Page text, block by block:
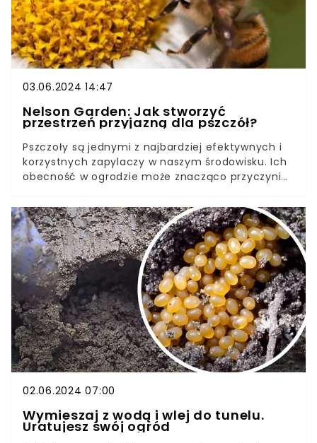
03.06.2024 14:47
Nelson Garden: Jak stworzyć
przestrzeń przyjazną dla pszczół?
Pszczoły są jednymi z najbardziej efektywnych i
korzystnych zapylaczy w naszym środowisku. Ich
obecność w ogrodzie może znacząco przyczynić
także wzbogacić bioróżnorodność lokalnego
ekosystemu. Stworzenie przestrzeni przyjaznej dla
pszczół to nie tylko gest w stronę ochrony
przyrody, ale też praktyczne i satysfakcjonujące
rozwiązanie dla każdego ogrodnika. Elin Burén,
ekspert ogrodnictwa Nelson Garden wyjaśnia,
dlaczego obecność pszczół w ogrodzie jest
potrzebna oraz jak stworzyć im przyjazną
przestrzeń.
02.06.2024 07:00
Wymieszaj z wodą i wlej do tunelu.
Uratujesz swój ogród